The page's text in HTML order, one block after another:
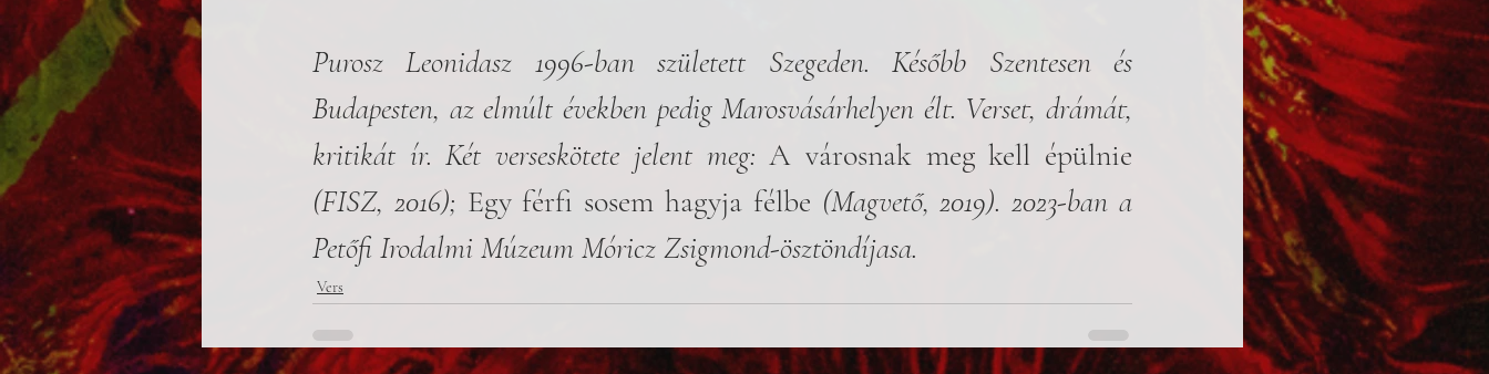
Purosz Leonidasz 1996-ban született Szegeden. Később Szentesen és
Budapesten, az elmúlt években pedig Marosvásárhelyen élt. Verset, drámát,
kritikát ír. Két verseskötete jelent meg: A városnak meg kell épülnie
(FISZ, 2016); Egy férfi sosem hagyja félbe (Magvető, 2019). 2023-ban a
Petőfi Irodalmi Múzeum Móricz Zsigmond-ösztöndíjasa.
Vers